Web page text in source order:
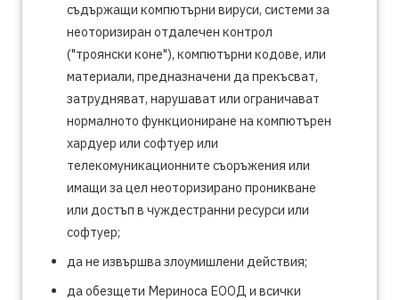
съдържащи компютърни вируси, системи за
неоторизиран отдалечен контрол
("троянски коне"), компютърни кодове, или
материали, предназначени да прекъсват,
затрудняват, нарушават или ограничават
нормалното функциониране на компютърен
хардуер или софтуер или
телекомуникационните съоръжения или
имащи за цел неоторизирано проникване
или достъп в чуждестранни ресурси или
софтуер;
да не извършва злоумишлени действия;
да обезщети Мериноса ЕООД и всички